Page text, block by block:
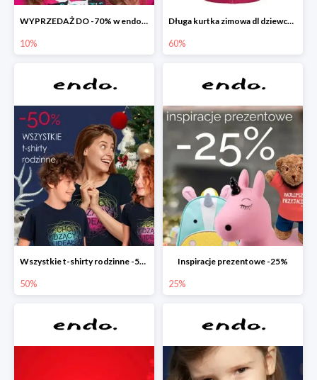
WYPRZEDAŻ DO -70% w endo.pl
10%
Długa kurtka zimowa dl dziewczynki
60%
Wszystkie t-shirty rodzinne -50%
50%
Inspiracje prezentowe -25%
25%